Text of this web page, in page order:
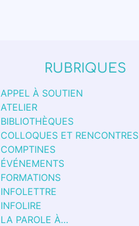
RUBRIQUES
APPEL À SOUTIEN
ATELIER
BIBLIOTHÈQUES
COLLOQUES ET RENCONTRES
COMPTINES
ÉVÉNEMENTS
FORMATIONS
INFOLETTRE
INFOLIRE
LA PAROLE À…